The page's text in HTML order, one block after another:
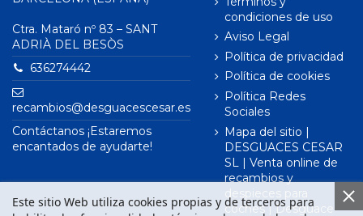
Ctra. Mataró nº 83 – SANT
ADRIÀ DEL BESÒS
636274442
recambios@desguacescesar.es
Contáctanos ¡Estaremos
encantados de ayudarte!
condiciones de uso
Aviso Legal
Política de privacidad
Política de cookies
Política Redes
Sociales
Mapa del sitio |
DESGUACES CESAR
SL | Venta online de
recambios y
despieces para
coches | Desguace
Este sitio Web utiliza cookies propias y de terceros para